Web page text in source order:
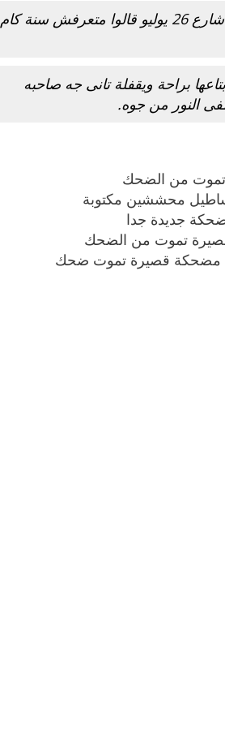
واحد مسطول بيسأل واحد مسطول فين شارع 26 يوليو قالوا متعرفش سنة كام
براحة ويقفلة تانى جه صاحبه
النور من جوه.